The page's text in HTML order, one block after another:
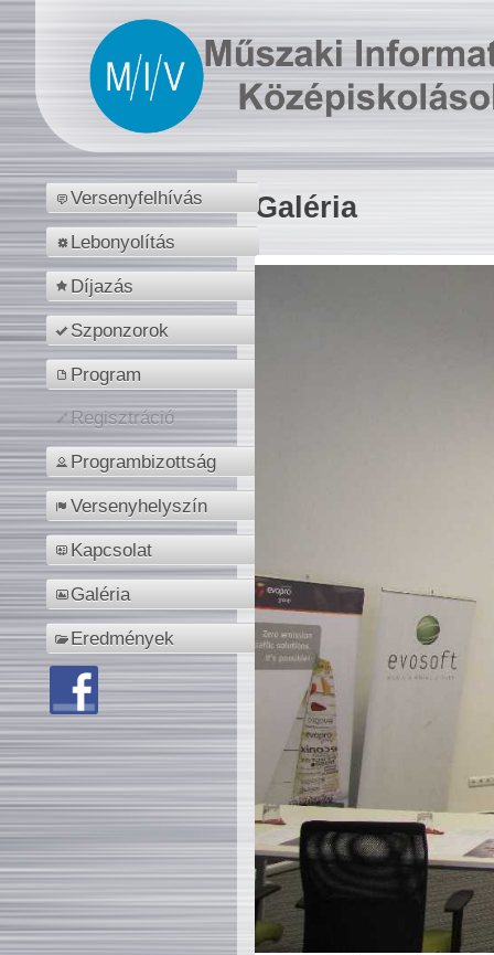
Versenyfelhívás
Lebonyolítás
Díjazás
Szponzorok
Program
Regisztráció
Programbizottság
Versenyhelyszín
Kapcsolat
Galéria
Eredmények
Galéria